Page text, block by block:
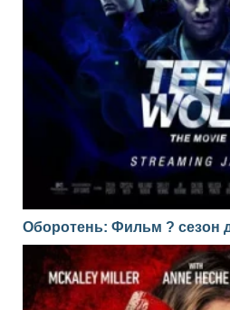
Оборотень: Фильм ? сезон